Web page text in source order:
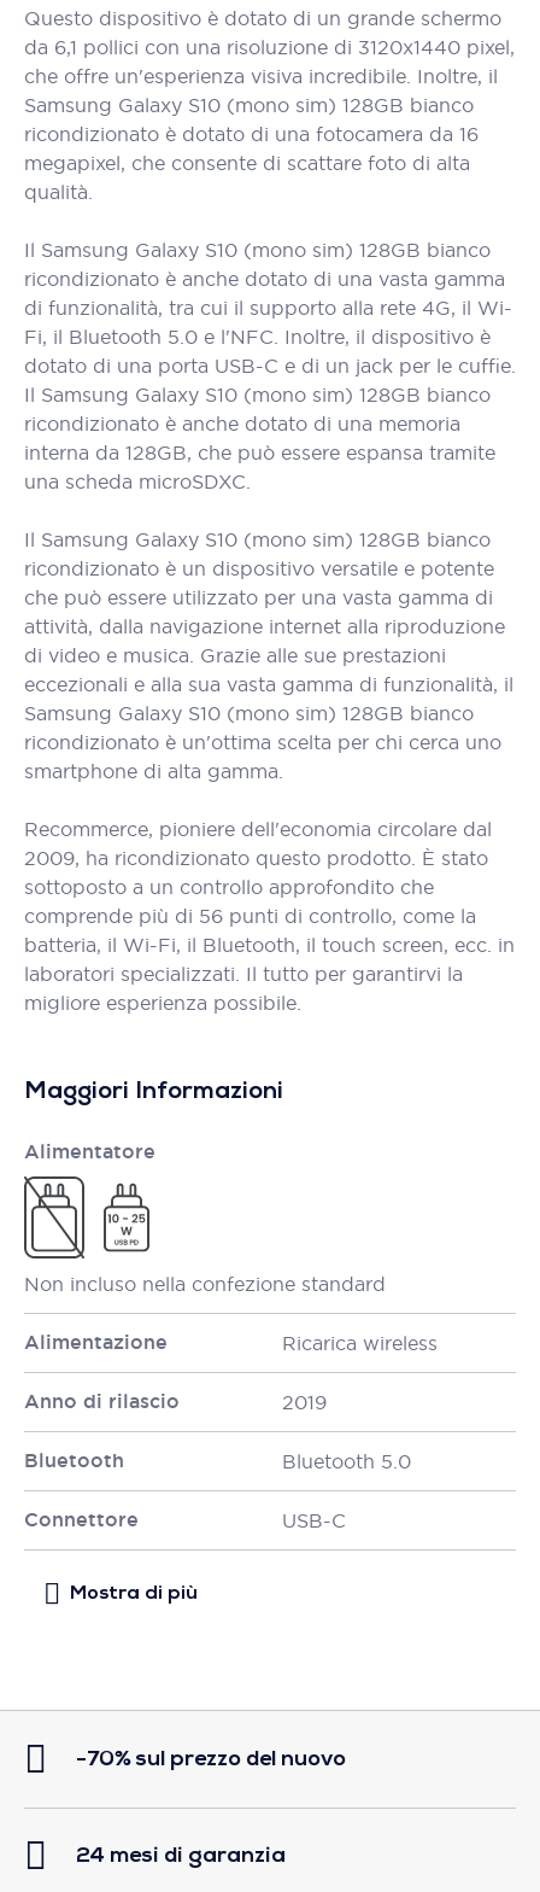
Questo dispositivo è dotato di un grande schermo
da 6,1 pollici con una risoluzione di 3120x1440 pixel,
che offre un'esperienza visiva incredibile. Inoltre, il
Samsung Galaxy S10 (mono sim) 128GB bianco
ricondizionato è dotato di una fotocamera da 16
megapixel, che consente di scattare foto di alta
qualità.
Il Samsung Galaxy S10 (mono sim) 128GB bianco
ricondizionato è anche dotato di una vasta gamma
di funzionalità, tra cui il supporto alla rete 4G, il Wi-
Fi, il Bluetooth 5.0 e l'NFC. Inoltre, il dispositivo è
dotato di una porta USB-C e di un jack per le cuffie.
Il Samsung Galaxy S10 (mono sim) 128GB bianco
ricondizionato è anche dotato di una memoria
interna da 128GB, che può essere espansa tramite
una scheda microSDXC.
Il Samsung Galaxy S10 (mono sim) 128GB bianco
ricondizionato è un dispositivo versatile e potente
che può essere utilizzato per una vasta gamma di
attività, dalla navigazione internet alla riproduzione
di video e musica. Grazie alle sue prestazioni
eccezionali e alla sua vasta gamma di funzionalità, il
Samsung Galaxy S10 (mono sim) 128GB bianco
ricondizionato è un'ottima scelta per chi cerca uno
smartphone di alta gamma.
Recommerce, pioniere dell'economia circolare dal
2009, ha ricondizionato questo prodotto. È stato
sottoposto a un controllo approfondito che
comprende più di 56 punti di controllo, come la
batteria, il Wi-Fi, il Bluetooth, il touch screen, ecc. in
laboratori specializzati. Il tutto per garantirvi la
migliore esperienza possibile.
Maggiori Informazioni
Alimentatore
Non incluso nella confezione standard
Alimentazione Ricarica wireless
Anno di rilascio 2019
Bluetooth Bluetooth 5.0
Connettore USB-C
-70% sul prezzo del nuovo
24 mesi di garanzia